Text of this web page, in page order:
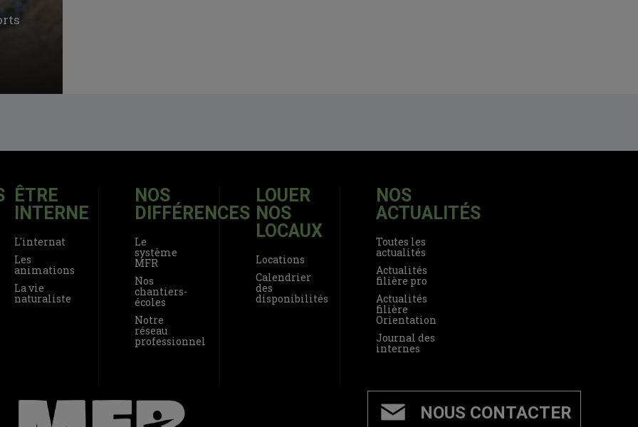
ÊTRE
INTERNE
L'internat
Les
animations
La vie
naturaliste
NOS
DIFFÉRENCES
Le
système
MFR
Nos
chantiers-
écoles
Notre
réseau
professionnel
LOUER
NOS
LOCAUX
Locations
Calendrier
des
disponibilités
NOS
ACTUALITÉS
Toutes les
actualités
Actualités
filière pro
Actualités
filière
Orientation
Journal des
internes
NOUS CONTACTER